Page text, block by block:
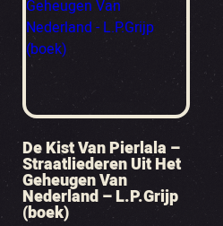
De Kist Van Pierlala –
Straatliederen Uit Het
Geheugen Van
Nederland – L.P.Grijp
(boek)